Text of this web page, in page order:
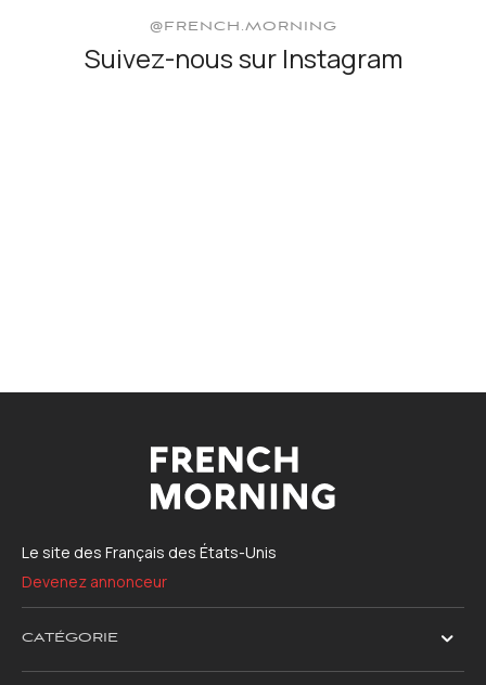
@FRENCH.MORNING
Suivez-nous sur Instagram
Le site des Français des États-Unis
Devenez annonceur
CATÉGORIE